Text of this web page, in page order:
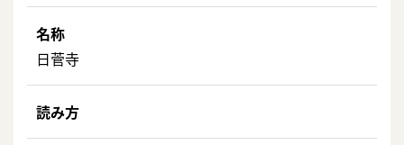
名称
日菅寺
読み方